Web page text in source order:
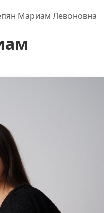
Мариам Левоновна